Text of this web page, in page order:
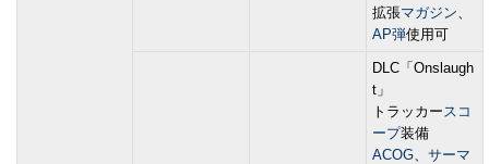
拡張マガジン、
AP弾使用可
DLC「Onslaugh
t」
トラッカースコ
ープ装備
ACOG、 サーマ